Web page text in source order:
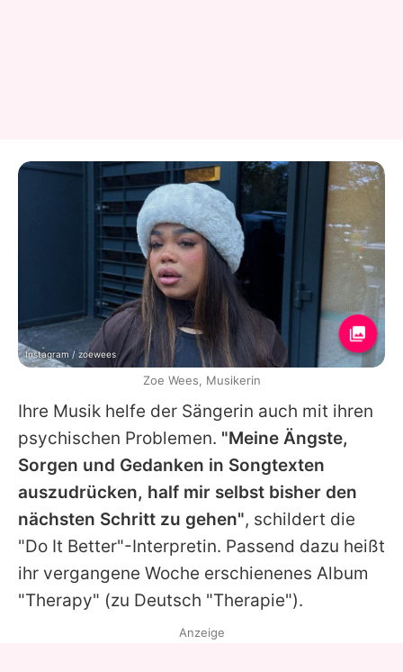
Ihre Musik helfe der Sängerin auch mit ihren
psychischen Problemen. "Meine Ängste,
Sorgen und Gedanken in Songtexten
auszudrücken, half mir selbst bisher den
nächsten Schritt zu gehen", schildert die
"Do It Better"-Interpretin. Passend dazu heißt
ihr vergangene Woche erschienenes Album
"Therapy" (zu Deutsch "Therapie").
Instagram / zoewees
Zoe Wees, Musikerin
Anzeige